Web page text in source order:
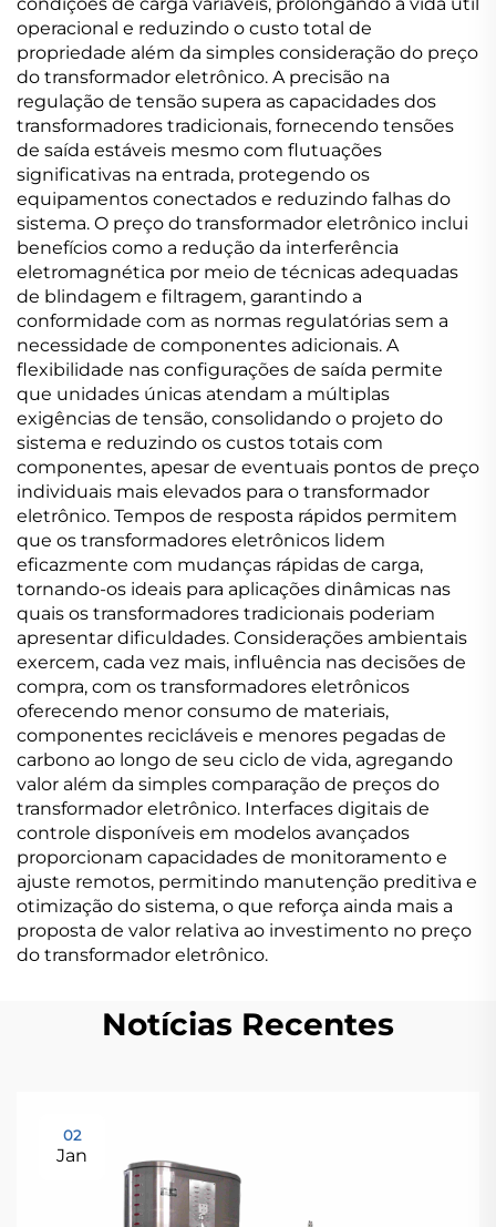
operacional e reduzindo o custo total de
propriedade além da simples consideração do preço
do transformador eletrônico. A precisão na
regulação de tensão supera as capacidades dos
transformadores tradicionais, fornecendo tensões
de saída estáveis mesmo com flutuações
significativas na entrada, protegendo os
equipamentos conectados e reduzindo falhas do
sistema. O preço do transformador eletrônico inclui
benefícios como a redução da interferência
eletromagnética por meio de técnicas adequadas
de blindagem e filtragem, garantindo a
conformidade com as normas regulatórias sem a
necessidade de componentes adicionais. A
flexibilidade nas configurações de saída permite
que unidades únicas atendam a múltiplas
exigências de tensão, consolidando o projeto do
sistema e reduzindo os custos totais com
componentes, apesar de eventuais pontos de preço
individuais mais elevados para o transformador
eletrônico. Tempos de resposta rápidos permitem
que os transformadores eletrônicos lidem
eficazmente com mudanças rápidas de carga,
tornando-os ideais para aplicações dinâmicas nas
quais os transformadores tradicionais poderiam
apresentar dificuldades. Considerações ambientais
exercem, cada vez mais, influência nas decisões de
compra, com os transformadores eletrônicos
oferecendo menor consumo de materiais,
componentes recicláveis e menores pegadas de
carbono ao longo de seu ciclo de vida, agregando
valor além da simples comparação de preços do
transformador eletrônico. Interfaces digitais de
controle disponíveis em modelos avançados
proporcionam capacidades de monitoramento e
ajuste remotos, permitindo manutenção preditiva e
otimização do sistema, o que reforça ainda mais a
proposta de valor relativa ao investimento no preço
do transformador eletrônico.
Notícias Recentes
02
Jan